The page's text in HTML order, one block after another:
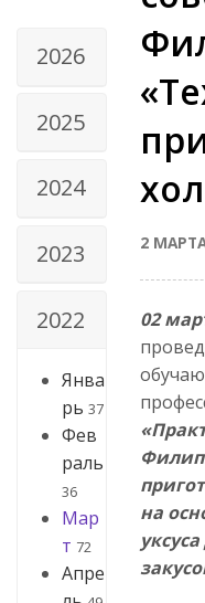
2026
2025
2024
2023
2022
Янва
рь 37
Фев
раль
36
Мар
т 72
Апре
2
02
на